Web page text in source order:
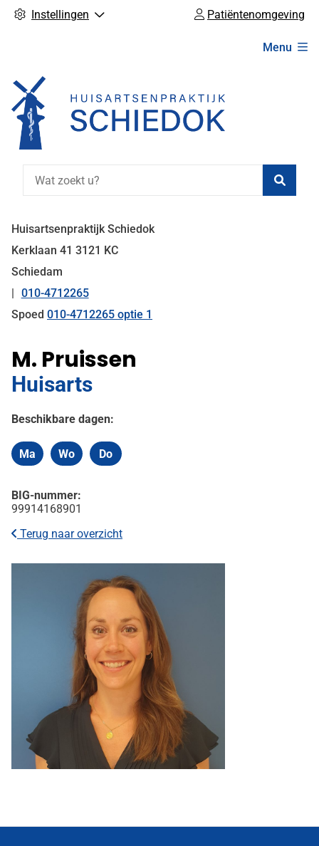
Instellingen Patiëntenomgeving
Menu
Huisartsenpraktijk Schiedok
Kerklaan 41 3121 KC
Schiedam
Tel:
010-4712265
Spoed 010-4712265 optie 1
M. Pruissen
Huisarts
Beschikbare dagen:
Maandag
Ma Woensdag
Wo Donderdag
Do
BIG-nummer:
99914168901
Terug naar overzicht